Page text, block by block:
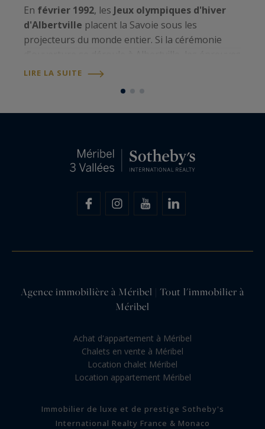
En février 1992, les Jeux olympiques d'hiver
d'Albertville placent la Savoie sous les
projecteurs du monde entier. Si la cérémonie
sont réparties dans plusieurs
LIRE LA SUITE
Agence immobilière à Méribel | Tout l'immobilier à
Méribel
Achat d'appartement à Méribel
Chalets en vente à Méribel
Location chalet Méribel
Location appartement Méribel
Immobilier de luxe et de prestige Sotheby's
International Realty France & Monaco